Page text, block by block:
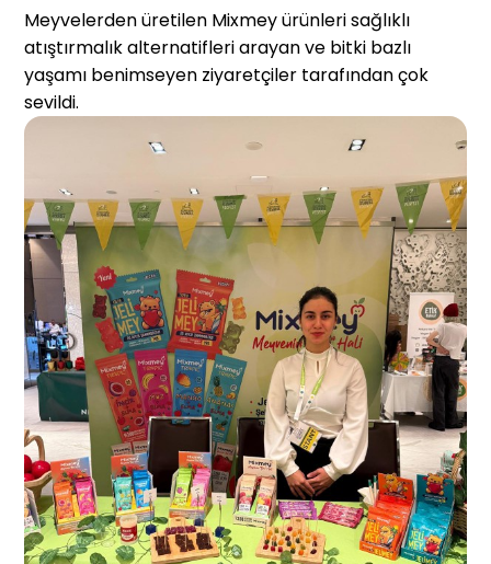
Meyvelerden üretilen Mixmey ürünleri sağlıklı
atıştırmalık alternatifleri arayan ve bitki bazlı
yaşamı benimseyen ziyaretçiler tarafından çok
sevildi.